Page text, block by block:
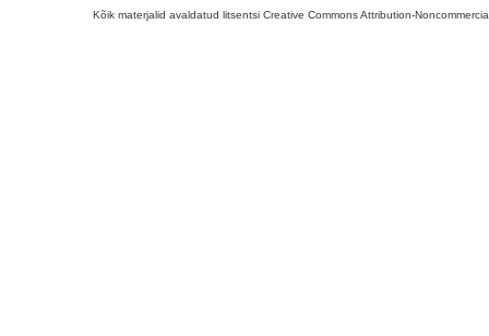
Kõik materjalid avaldatud litsentsi Creative Commons Attribution-